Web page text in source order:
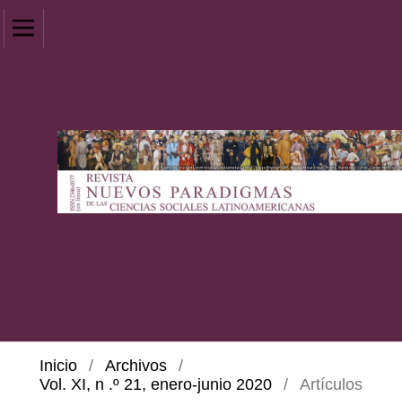
Inicio / Archivos
/
Vol. XI, n .º 21, enero-junio 2020
/ Artículos